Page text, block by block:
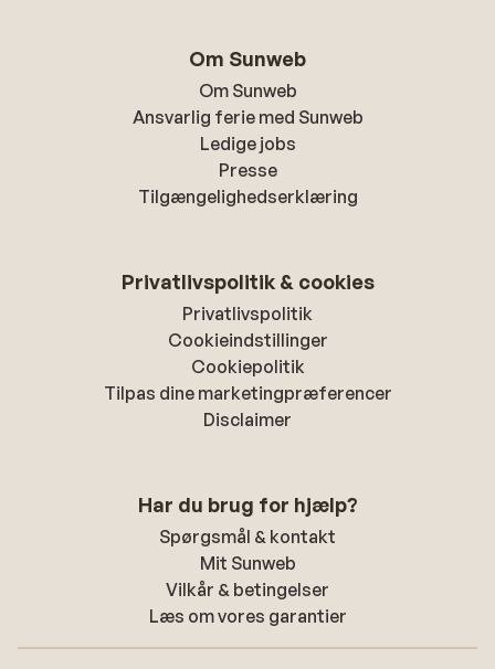
Om Sunweb
Om Sunweb
Ansvarlig ferie med Sunweb
Ledige jobs
Presse
Tilgængelighedserklæring
Privatlivspolitik & cookies
Privatlivspolitik
Cookieindstillinger
Cookiepolitik
Tilpas dine marketingpræferencer
Disclaimer
Har du brug for hjælp?
Spørgsmål & kontakt
Mit Sunweb
Vilkår & betingelser
Læs om vores garantier